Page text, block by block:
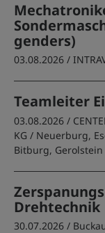
genders)
03.08.2026 /
Teamleiter
03.08.2026 /
KG / Neuerburg,
Bitburg, Gerolstein
Drehtechnik
30.07.2026 /